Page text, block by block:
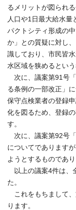
るメリットが図られ
人口や1日最大給水量
パクトシティ形成の
か」との質疑に対し
識しており、市民皆
水区域を狭めるとい
次に、議案第91号
る条例の一部改正」
保守点検業者の登録
化を図るため、登録
す。
次に、議案第92号「
についてであります
ようとするものであり
以上の議案4件は、
た。
これをもちまして、
ります。